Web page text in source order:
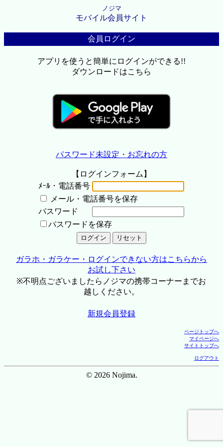
ノジマ
モバイル会員サイト
会員ログイン
アプリを使うと簡単にログインができる!!
ダウンロードはこちら
パスワード未設定・お忘れの方
【ログインフォーム】
ﾒｰﾙ・電話番号
メール・電話番号を保存
パスワード
パスワードを保存
ガラホ・ガラケー・ログインできない方はこちらから
お試し下さい
※不明点ございましたらノジマの携帯コーナーまでお
越しください。
新規会員登録
ページトップへ
マイページへ
サイトトップへ
ログアウト
© 2026 Nojima.